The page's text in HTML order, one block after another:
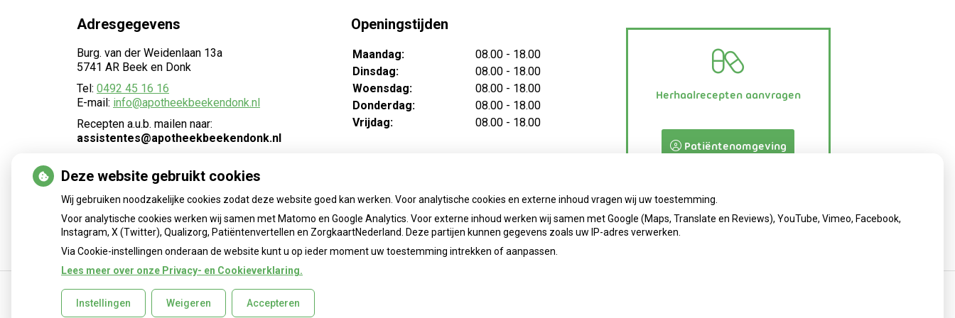
Adresgegevens
Burg. van der Weidenlaan 13a
5741 AR Beek en Donk
Tel: 0492 45 16 16
E-mail: info@apotheekbeekendonk.nl
Recepten a.u.b. mailen naar:
assistentes@apotheekbeekendonk.nl
zorgverleners:
apotheekbeekendonkbv@zorgmail.nl
Openingstijden
Maandag:
08.00 - 18.00
Dinsdag:
08.00 - 18.00
Woensdag:
08.00 - 18.00
Donderdag:
08.00 - 18.00
Vrijdag:
08.00 - 18.00
Herhaalrecepten aanvragen
Patiëntenomgeving
Uw Zorg Online|Beheer
Deze website gebruikt cookies
Wij gebruiken noodzakelijke cookies zodat deze website goed kan werken. Voor analytische cookies en externe inhoud vragen wij uw toestemming.
Voor analytische cookies werken wij samen met Matomo en Google Analytics. Voor externe inhoud werken wij samen met Google (Maps, Translate en Reviews), YouTube, Vimeo, Facebook,
Instagram, X (Twitter), Qualizorg, Patiëntenvertellen en ZorgkaartNederland. Deze partijen kunnen gegevens zoals uw IP-adres verwerken.
Via Cookie-instellingen onderaan de website kunt u op ieder moment uw toestemming intrekken of aanpassen.
Lees meer over onze Privacy- en Cookieverklaring.
Instellingen Weigeren Accepteren